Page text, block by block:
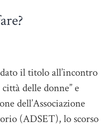
il titolo all’incontro
delle donne” e
dell’Associazione
(ADSET), lo scorso